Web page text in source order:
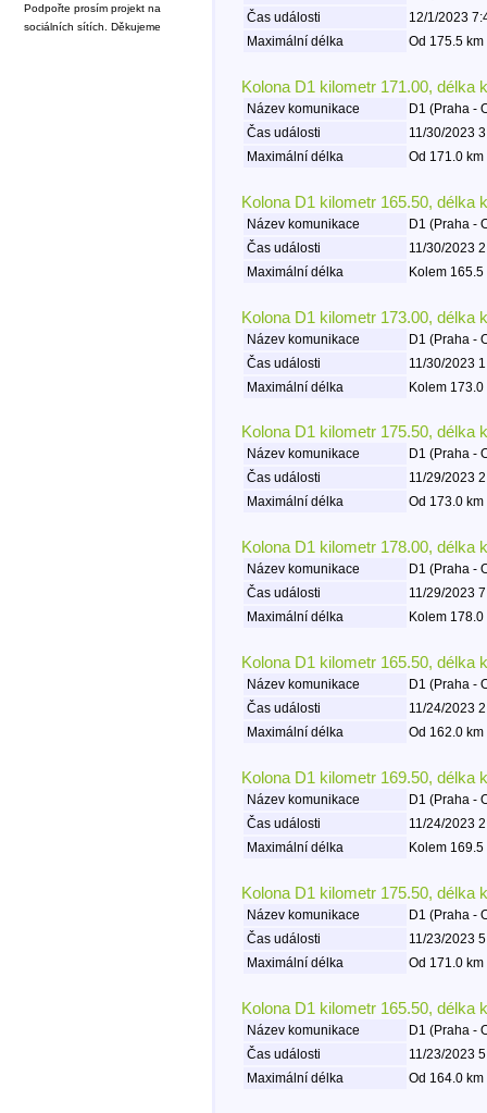
Čas události
12/1/2023
Maximální délka
Od 175.5
Kolona D1 kilometr 171.00, délka
Název komunikace
D1 (Praha -
Čas události
11/30/2023
Maximální délka
Od 171.0
Kolona D1 kilometr 165.50, délka
Název komunikace
D1 (Praha -
Čas události
11/30/2023
Maximální délka
Kolem
Kolona D1 kilometr 173.00, délka
Název komunikace
D1 (Praha -
Čas události
11/30/2023
Maximální délka
Kolem
Kolona D1 kilometr 175.50, délka
Název komunikace
D1 (Praha -
Čas události
11/29/2023
Maximální délka
Od 173.0
Kolona D1 kilometr 178.00, délka
Název komunikace
D1 (Praha -
Čas události
11/29/2023
Maximální délka
Kolem
Kolona D1 kilometr 165.50, délka
Název komunikace
D1 (Praha -
Čas události
11/24/2023
Maximální délka
Od 162.0
Kolona D1 kilometr 169.50, délka
Název komunikace
D1 (Praha -
Čas události
11/24/2023
Maximální délka
Kolem
Kolona D1 kilometr 175.50, délka
Název komunikace
D1 (Praha -
Čas události
11/23/2023
Maximální délka
Od 171.0
Kolona D1 kilometr 165.50, délka
Název komunikace
D1 (Praha -
Čas události
11/23/2023
Maximální délka
Od 164.0
Podpořte prosím projekt na
sociálních sítích. Děkujeme